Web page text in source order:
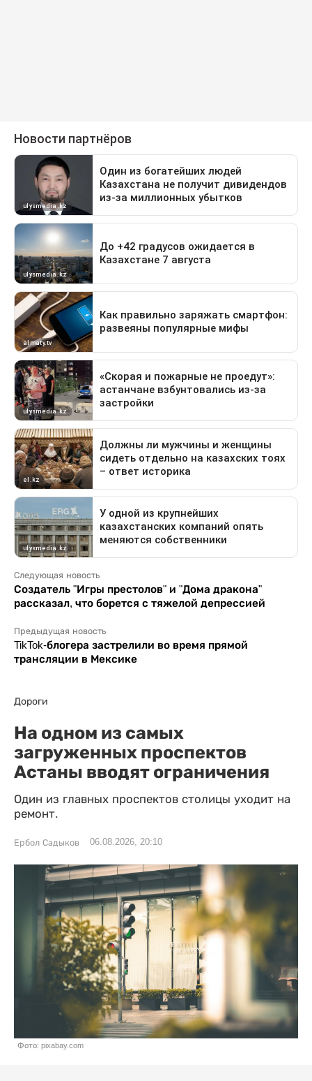
Следующая новость
Создатель "Игры престолов" и "Дома дракона"
рассказал, что борется с тяжелой депрессией
Предыдущая новость
TikTok-блогера застрелили во время прямой
трансляции в Мексике
Дороги
На одном из самых
загруженных проспектов
Астаны вводят ограничения
Один из главных проспектов столицы уходит на
ремонт.
Ербол Садыков 06.08.2026, 20:10
Фото: pixabay.com